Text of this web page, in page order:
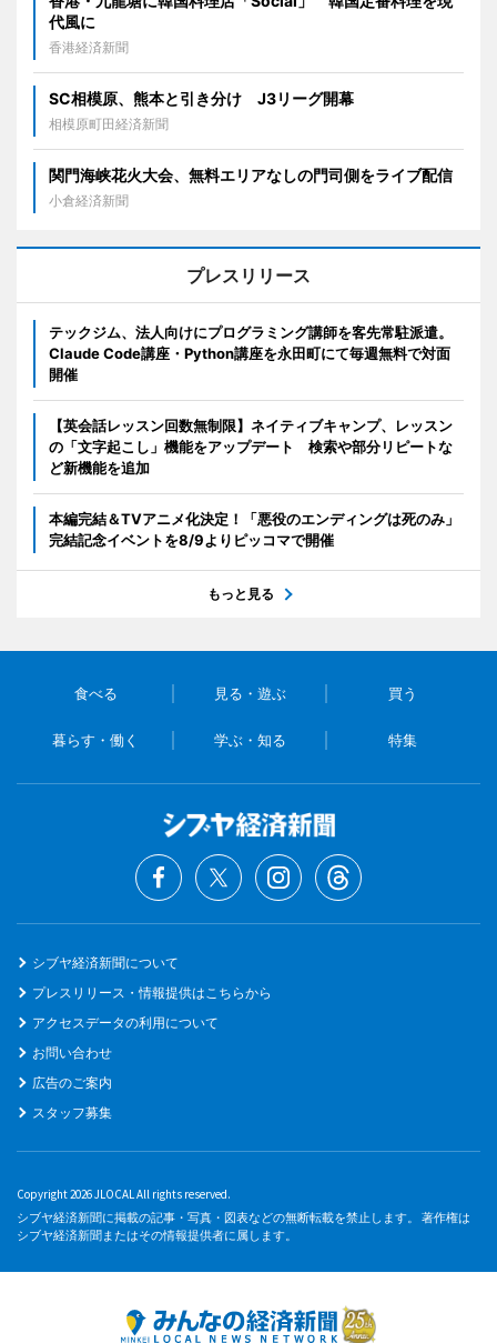
代風に
香港経済新聞
SC相模原、熊本と引き分け J3リーグ開幕
相模原町田経済新聞
関門海峡花火大会、無料エリアなしの門司側をライブ配信
小倉経済新聞
プレスリリース
テックジム、法人向けにプログラミング講師を客先常駐派遣。
Claude Code講座・Python講座を永田町にて毎週無料で対面
開催
【英会話レッスン回数無制限】ネイティブキャンプ、レッスン
の「文字起こし」機能をアップデート 検索や部分リピートな
ど新機能を追加
本編完結＆TVアニメ化決定！「悪役のエンディングは死のみ」
完結記念イベントを8/9よりピッコマで開催
もっと見る
食べる 見る・遊ぶ 買う
暮らす・働く 学ぶ・知る 特集
シブヤ経済新聞について
プレスリリース・情報提供はこちらから
アクセスデータの利用について
お問い合わせ
広告のご案内
スタッフ募集
Copyright 2026 JLOCAL All rights reserved.
シブヤ経済新聞に掲載の記事・写真・図表などの無断転載を禁止します。 著作権は
シブヤ経済新聞またはその情報提供者に属します。